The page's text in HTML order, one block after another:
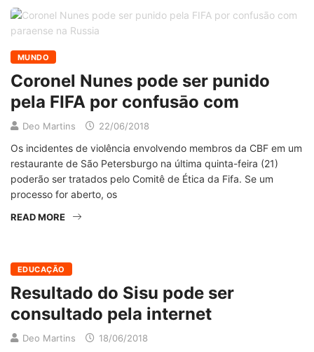
MUNDO
Coronel Nunes pode ser punido
pela FIFA por confusāo com
Deo Martins 22/06/2018
Os incidentes de violência envolvendo membros da CBF em um
restaurante de São Petersburgo na última quinta-feira (21)
poderão ser tratados pelo Comitê de Ética da Fifa. Se um
processo for aberto, os
READ MORE
EDUCAÇÃO
Resultado do Sisu pode ser
consultado pela internet
Deo Martins 18/06/2018